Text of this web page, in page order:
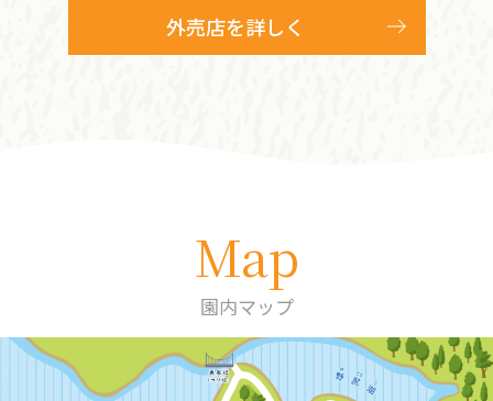
外売店を詳しく
Map
園内マップ